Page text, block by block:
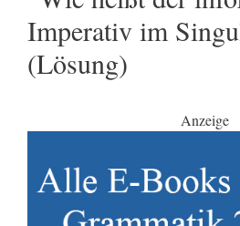
Imperativ im
(Lösung)
Anzeige